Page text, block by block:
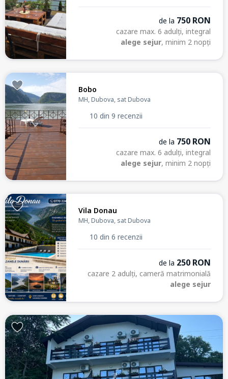
de la 750 RON
cazare max. 6 adulți, integral
alege sejur, minim 2 nopți
Bobo
MH, Dubova, sat Dubova
10 din 9 recenzii
de la 750 RON
cazare max. 6 adulți, integral
alege sejur, minim 2 nopți
Vila Donau
MH, Dubova, sat Dubova
10 din 6 recenzii
de la 250 RON
cazare 2 adulți, cameră matrimonială
alege sejur